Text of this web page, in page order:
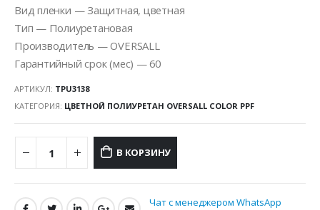
Вид пленки — Защитная, цветная
Тип — Полиуретановая
Производитель — OVERSALL
Гарантийный срок (мес) — 60
АРТИКУЛ: TPU3138
КАТЕГОРИЯ: ЦВЕТНОЙ ПОЛИУРЕТАН OVERSALL COLOR PPF
В КОРЗИНУ
Чат с менеджером WhatsApp